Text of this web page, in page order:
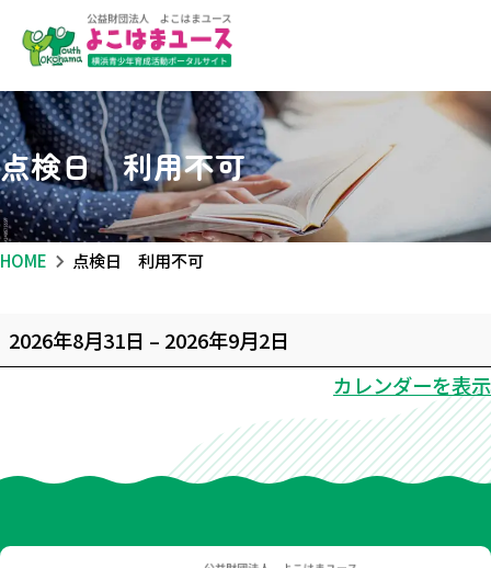
点検日 利用不可
HOME 点検日 利用不可
点
検
用
可
2026年8月31日 – 2026年9月2日
カレンダーを表示